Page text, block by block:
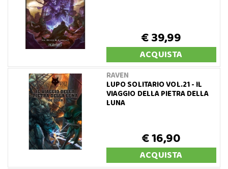
€ 39,99
ACQUISTA
RAVEN
LUPO SOLITARIO VOL.21 - IL
VIAGGIO DELLA PIETRA DELLA
LUNA
€ 16,90
ACQUISTA